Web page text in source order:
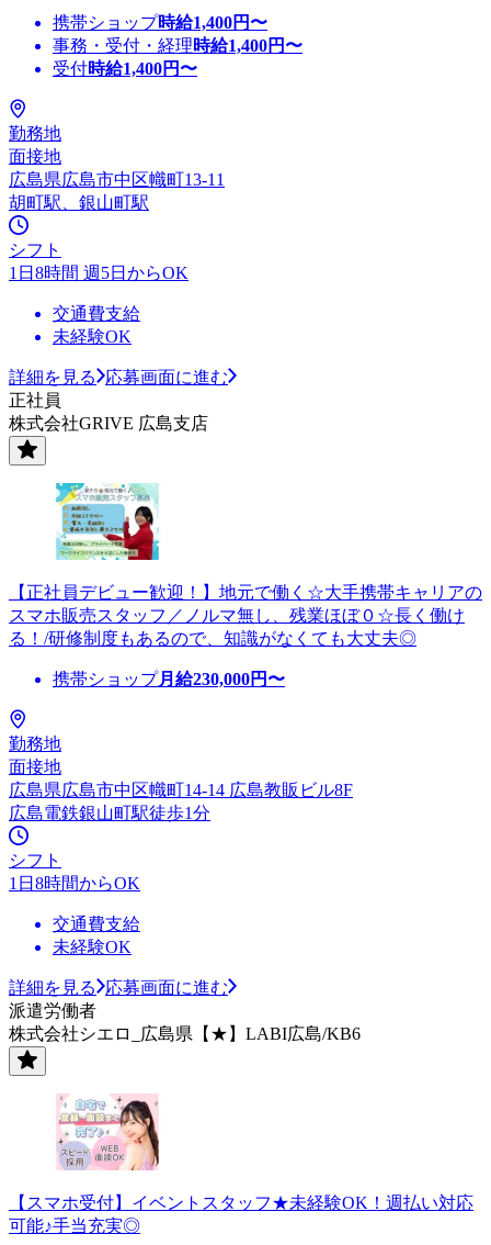
携帯ショップ時給1,400円〜
事務・受付・経理時給1,400円〜
受付時給1,400円〜
勤務地
面接地
広島県広島市中区幟町13-11
胡町駅、銀山町駅
シフト
1日8時間 週5日からOK
交通費支給
未経験OK
詳細を見る
応募画面に進む
正社員
株式会社GRIVE 広島支店
【正社員デビュー歓迎！】地元で働く☆大手携帯キャリアの
スマホ販売スタッフ／ノルマ無し、残業ほぼ０☆長く働け
る！/研修制度もあるので、知識がなくても大丈夫◎
携帯ショップ月給230,000円〜
勤務地
面接地
広島県広島市中区幟町14-14 広島教販ビル8F
広島電鉄銀山町駅徒歩1分
シフト
1日8時間からOK
交通費支給
未経験OK
詳細を見る
応募画面に進む
派遣労働者
株式会社シエロ_広島県【★】LABI広島/KB6
【スマホ受付】イベントスタッフ★未経験OK！週払い対応
可能♪手当充実◎